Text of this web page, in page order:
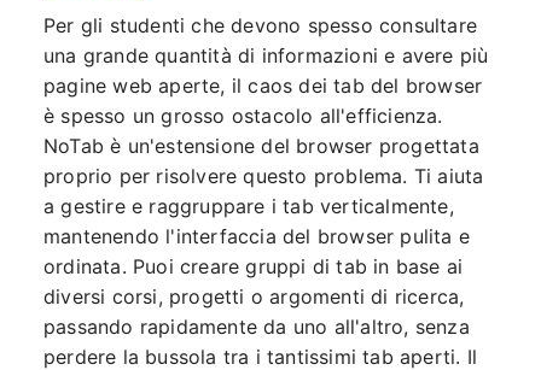
Per gli studenti che devono spesso consultare
una grande quantità di informazioni e avere più
pagine web aperte, il caos dei tab del browser
è spesso un grosso ostacolo all'efficienza.
NoTab è un'estensione del browser progettata
proprio per risolvere questo problema. Ti aiuta
a gestire e raggruppare i tab verticalmente,
mantenendo l'interfaccia del browser pulita e
ordinata. Puoi creare gruppi di tab in base ai
diversi corsi, progetti o argomenti di ricerca,
passando rapidamente da uno all'altro, senza
perdere la bussola tra i tantissimi tab aperti. Il